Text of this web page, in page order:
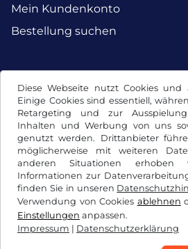
Diese Webseite nutzt Cookies und
Einige Cookies sind essentiell,
Retargeting und zur
Inhalten und Werbung von uns
genutzt werden. Drittanbieter
möglicherweise mit weiteren
anderen Situationen erhoben
Informationen zur
finden Sie in unseren
Verwendung von Cookies ablehnen
Einstellungen anpassen.
Impressum | Datenschutzerklärung
Mein Kundenkonto
Bestellung suchen
Facebook Instagram
AGB / Widerrufsrecht